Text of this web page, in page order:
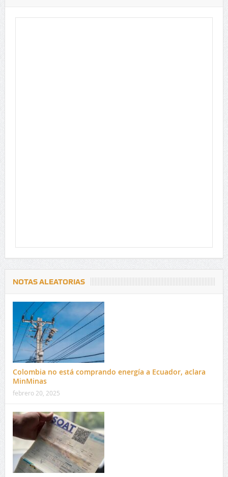
NOTAS ALEATORIAS
Colombia no está comprando energía a Ecuador, aclara
MinMinas
febrero 20, 2025